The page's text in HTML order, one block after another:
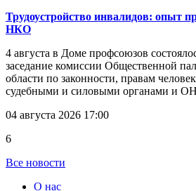
Трудоустройство инвалидов: опыт
НКО
4 августа в Доме профсоюзов
заседание комиссии Общественной
области по законности, правам
судебными и силовыми органами и
04 августа 2026 17:00
6
Все новости
О нас